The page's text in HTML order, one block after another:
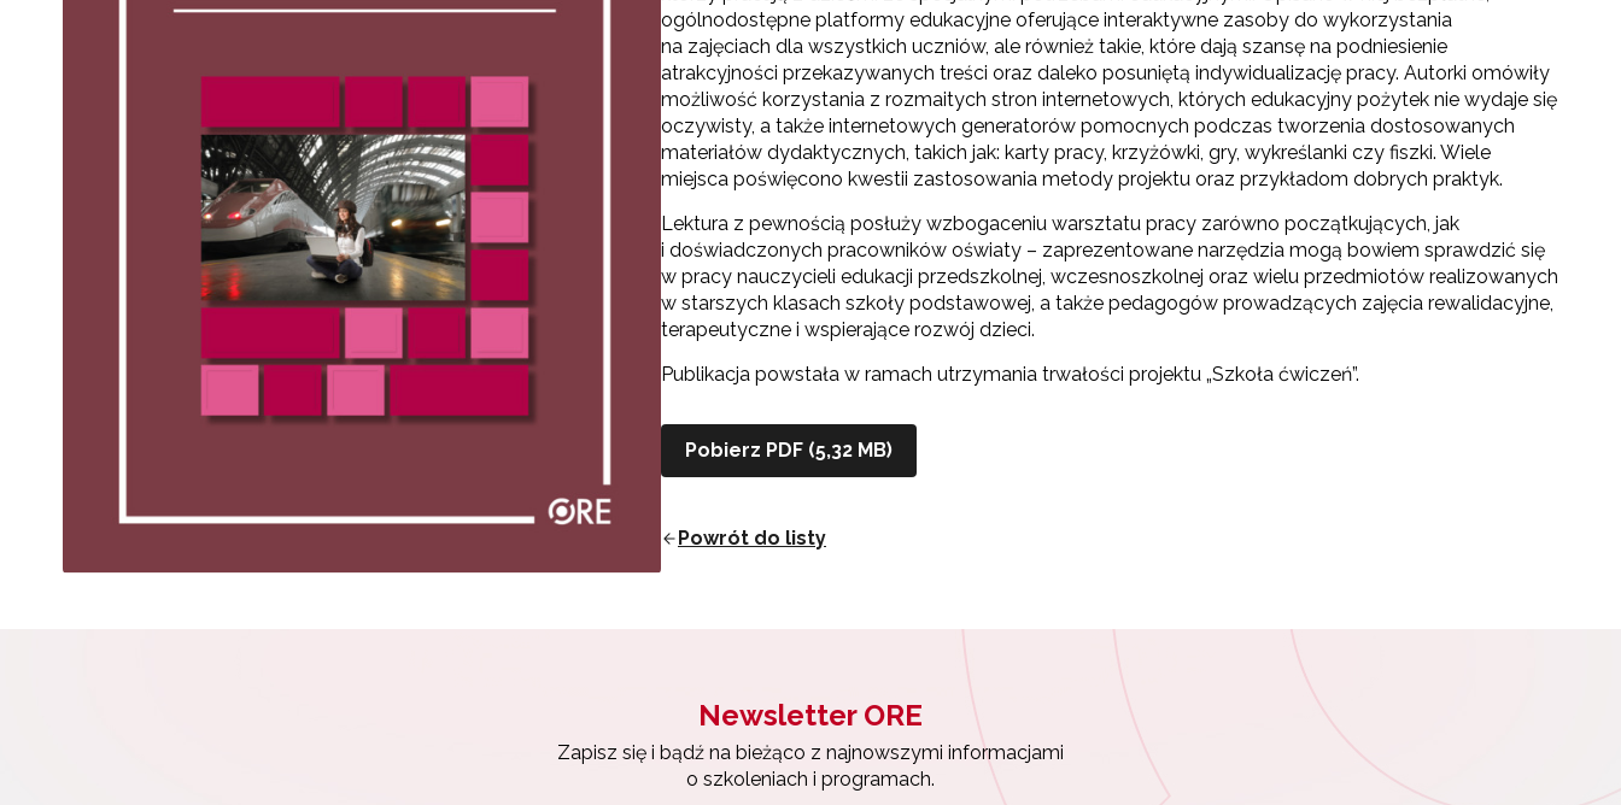
ogólnodostępne platformy edukacyjne oferujące interaktywne zasoby do wykorzystania
na zajęciach dla wszystkich uczniów, ale również takie, które dają szansę na podniesienie
atrakcyjności przekazywanych treści oraz daleko posuniętą indywidualizację pracy. Autorki omówiły
możliwość korzystania z rozmaitych stron internetowych, których edukacyjny pożytek nie wydaje się
oczywisty, a także internetowych generatorów pomocnych podczas tworzenia dostosowanych
materiałów dydaktycznych, takich jak: karty pracy, krzyżówki, gry, wykreślanki czy fiszki. Wiele
miejsca poświęcono kwestii zastosowania metody projektu oraz przykładom dobrych praktyk.
Lektura z pewnością posłuży wzbogaceniu warsztatu pracy zarówno początkujących, jak
i doświadczonych pracowników oświaty – zaprezentowane narzędzia mogą bowiem sprawdzić się
w pracy nauczycieli edukacji przedszkolnej, wczesnoszkolnej oraz wielu przedmiotów realizowanych
w starszych klasach szkoły podstawowej, a także pedagogów prowadzących zajęcia rewalidacyjne,
terapeutyczne i wspierające rozwój dzieci.
Publikacja powstała w ramach utrzymania trwałości projektu „Szkoła ćwiczeń”.
Pobierz PDF (5,32 MB)
Powrót do listy
Newsletter ORE
Zapisz się i bądź na bieżąco z najnowszymi informacjami
o szkoleniach i programach.
Newsletter ORE
Wyrażam zgodę na przetwarzanie moich danych osobowych przez ORE w